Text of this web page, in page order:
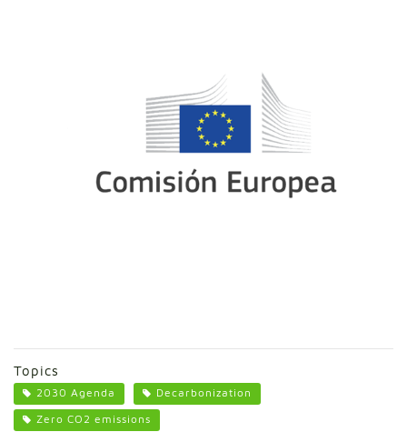
Topics
2030 Agenda
Decarbonization
Zero CO2 emissions